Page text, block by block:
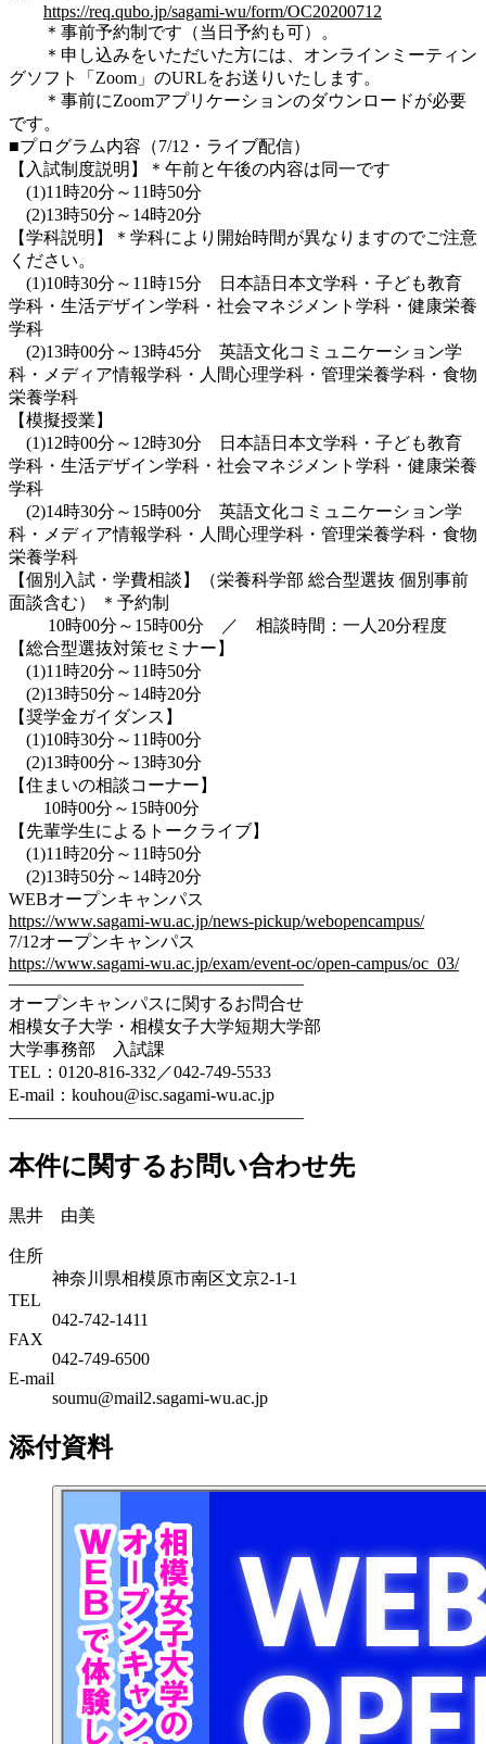
https://req.qubo.jp/sagami-wu/form/OC20200712
＊事前予約制です（当日予約も可）。
＊申し込みをいただいた方には、オンラインミーティン
グソフト「Zoom」のURLをお送りいたします。
＊事前にZoomアプリケーションのダウンロードが必要
です。
■プログラム内容（7/12・ライブ配信）
【入試制度説明】＊午前と午後の内容は同一です
(1)11時20分～11時50分
(2)13時50分～14時20分
【学科説明】＊学科により開始時間が異なりますのでご注意
ください。
(1)10時30分～11時15分 日本語日本文学科・子ども教育
学科・生活デザイン学科・社会マネジメント学科・健康栄養
学科
(2)13時00分～13時45分 英語文化コミュニケーション学
科・メディア情報学科・人間心理学科・管理栄養学科・食物
栄養学科
【模擬授業】
(1)12時00分～12時30分 日本語日本文学科・子ども教育
学科・生活デザイン学科・社会マネジメント学科・健康栄養
学科
(2)14時30分～15時00分 英語文化コミュニケーション学
科・メディア情報学科・人間心理学科・管理栄養学科・食物
栄養学科
【個別入試・学費相談】（栄養科学部 総合型選抜 個別事前
面談含む） ＊予約制
10時00分～15時00分 ／ 相談時間：一人20分程度
【総合型選抜対策セミナー】
(1)11時20分～11時50分
(2)13時50分～14時20分
【奨学金ガイダンス】
(1)10時30分～11時00分
(2)13時00分～13時30分
【住まいの相談コーナー】
10時00分～15時00分
【先輩学生によるトークライブ】
(1)11時20分～11時50分
(2)13時50分～14時20分
WEBオープンキャンパス
https://www.sagami-wu.ac.jp/news-pickup/webopencampus/
7/12オープンキャンパス
https://www.sagami-wu.ac.jp/exam/event-oc/open-campus/oc_03/
—————————————————
オープンキャンパスに関するお問合せ
相模女子大学・相模女子大学短期大学部
大学事務部 入試課
TEL：0120-816-332／042-749-5533
E-mail：kouhou@isc.sagami-wu.ac.jp
—————————————————
本件に関するお問い合わせ先
黒井 由美
住所
神奈川県相模原市南区文京2-1-1
TEL
042-742-1411
FAX
042-749-6500
E-mail
soumu@mail2.sagami-wu.ac.jp
添付資料